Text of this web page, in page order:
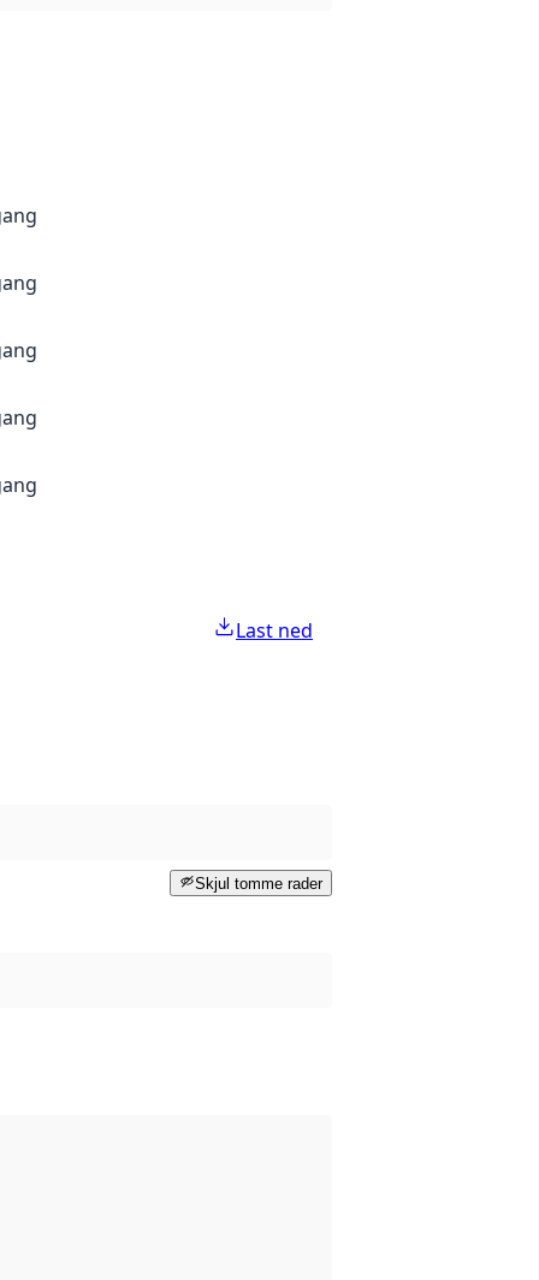
Last ned
Skjul tomme rader